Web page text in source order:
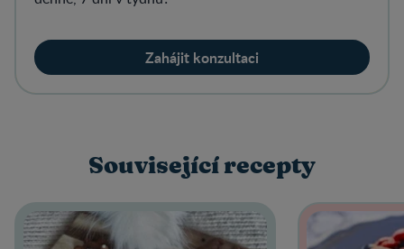
Zahájit konzultaci
Související recepty